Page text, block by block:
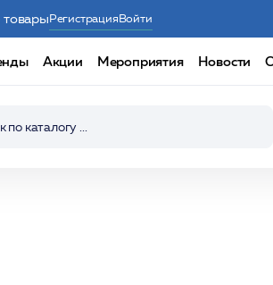
товарыРегистрацияВойти
Акции Мероприятия Новости